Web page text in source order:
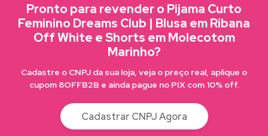
Pronto para revender o Pijama Curto
Feminino Dreams Club | Blusa em Ribana
Off White e Shorts em Molecotom
Marinho?
Cadastre o CNPJ da sua loja, veja o preço real, aplique o
cupom 8OFFB2B e ainda pague no PIX com 10% off.
Cadastrar CNPJ Agora